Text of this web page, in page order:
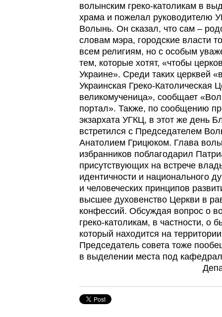
волынским греко-католикам в
храма и пожелал руководителю
Волынь. Он сказал, что сам –
словам мэра, городские власти
всем религиям, но с особым
тем, которые хотят, «чтобы
Украине». Среди таких церквей
Украинская Греко-Католическая
великомученица», сообщает
портал». Также, по сообщению
экзархата УГКЦ, в этот же день
встретился с Председателем
Анатолием Грицюком. Глава
избранников поблагодарил
присутствующих на встрече
идентичности и национального
и человеческих принципов
высшее духовенство Церкви в
конфессий. Обсуждая вопрос о
греко-католикам, в частности, о
который находится на
Председатель совета тоже
в выделении места под